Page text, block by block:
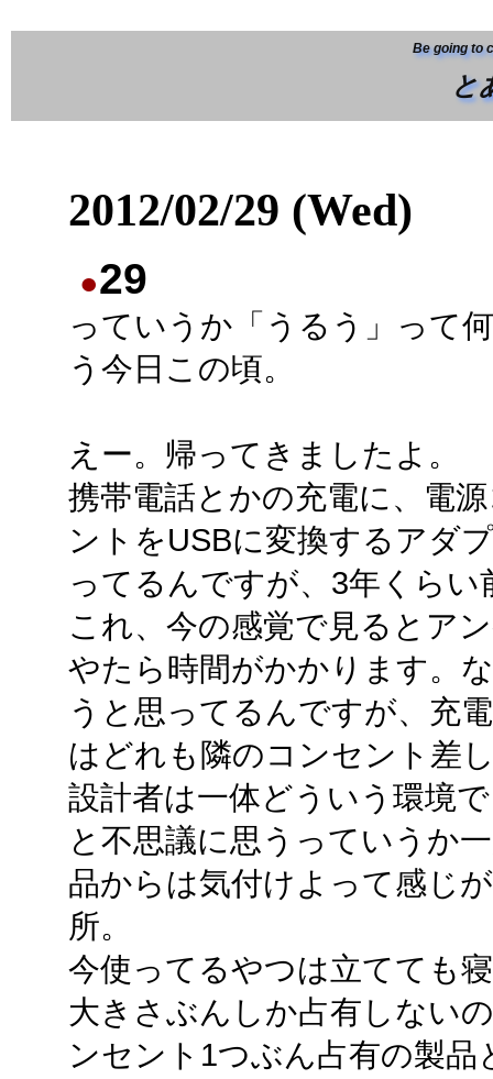
Be going to
と
2012/02/29 (Wed)
●29
っていうか「うるう」って
う今日この頃。
えー。帰ってきましたよ。
携帯電話とかの充電に、電
ントをUSBに変換するアダ
ってるんですが、3年くら
これ、今の感覚で見るとア
やたら時間がかかります。
うと思ってるんですが、充
はどれも隣のコンセント差
設計者は一体どういう環境
と不思議に思うっていうか
品からは気付けよって感じ
所。
今使ってるやつは立てても
大きさぶんしか占有しない
ンセント1つぶん占有の製